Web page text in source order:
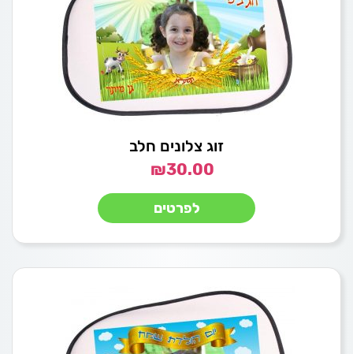
זוג צלונים חלב
₪30.00
לפרטים